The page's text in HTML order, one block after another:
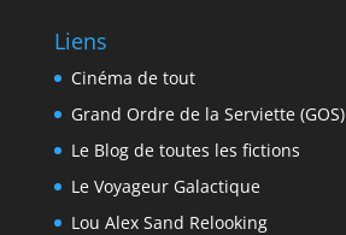
Liens
Cinéma de tout
Grand Ordre de la Serviette (GOS)
Le Blog de toutes les fictions
Le Voyageur Galactique
Lou Alex Sand Relooking